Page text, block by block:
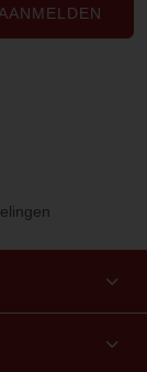
AANMELDEN